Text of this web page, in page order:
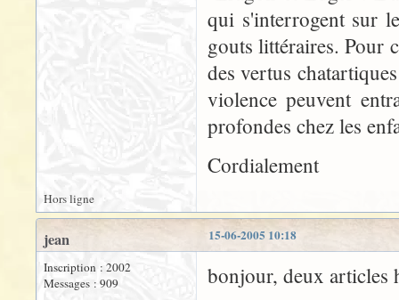
qui s'interrogent sur
gouts littéraires. Pour
des vertus
violence peuvent
profondes chez les
Cordialement
Hors ligne
15-06-2005 10:18
jean
Inscription : 2002
Messages : 909
bonjour, deux articles